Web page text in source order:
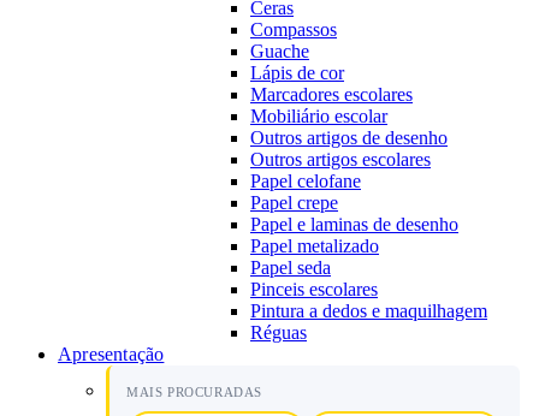
Ceras
Compassos
Guache
Lápis de cor
Marcadores escolares
Mobiliário escolar
Outros artigos de desenho
Outros artigos escolares
Papel celofane
Papel crepe
Papel e laminas de desenho
Papel metalizado
Papel seda
Pinceis escolares
Pintura a dedos e maquilhagem
Réguas
Apresentação
MAIS PROCURADAS